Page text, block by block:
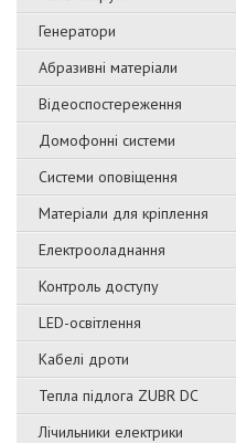
Генератори
Абразивні матеріали
Відеоспостереження
Домофонні системи
Системи оповіщення
Матеріали для кріплення
Електрооладнання
Контроль доступу
LED-освітлення
Кабелі дроти
Тепла підлога ZUBR DC
Лічильники електрики